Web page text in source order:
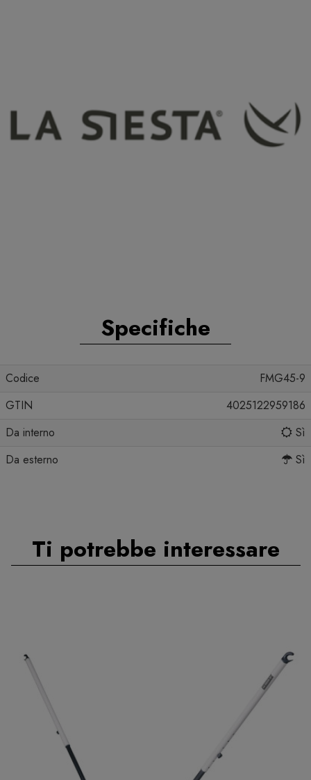
Specifiche
Codice
FMG45-9
GTIN
4025122959186
Da interno
Sì
Da esterno
Sì
Ti potrebbe interessare